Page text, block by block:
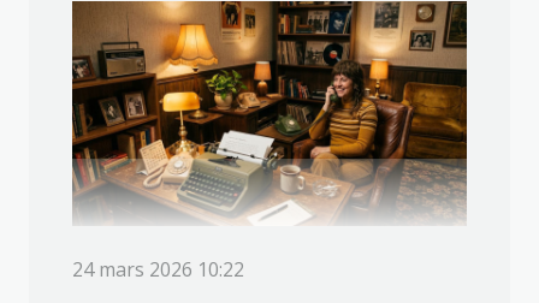
24 mars 2026 10:22